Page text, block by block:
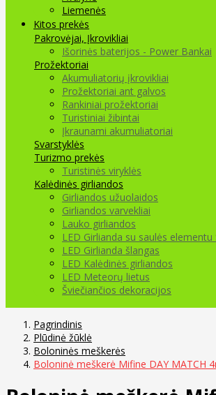
Liemenės
Kitos prekės
Pakrovėjai, Įkrovikliai
Išorinės baterijos - Power Bankai
Prožektoriai
Akumuliatorių įkrovikliai
Prožektoriai ant galvos
Rankiniai prožektoriai
Turistiniai žibintai
Įkraunami akumuliatoriai
Svarstyklės
Turizmo prekės
Turistinės viryklės
Kalėdinės girliandos
Girliandos užuolaidos
Girliandos varvekliai
Lauko girliandos
LED Girlianda su saulės elementu
LED Girlianda šlangas
LED Kalėdinės girliandos
LED Meteorų lietus
Šviečiančios dekoracijos
Pagrindinis
Plūdinė žūklė
Boloninės meškerės
Boloninė meškerė Mifine DAY MATCH